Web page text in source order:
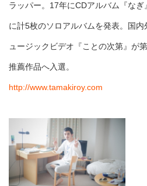
ラッパー。17年にCDアルバム『な
に計5枚のソロアルバムを発表。国内
ュージックビデオ『ことの次第』が
推薦作品へ入選。
http://www.tamakiroy.com